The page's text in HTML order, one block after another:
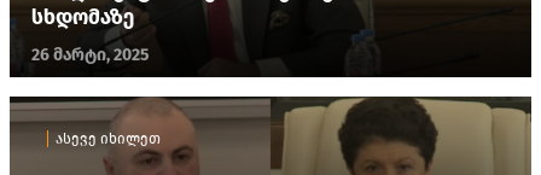
სხდომაზე
26 მარტი, 2025
ასევე იხილეთ